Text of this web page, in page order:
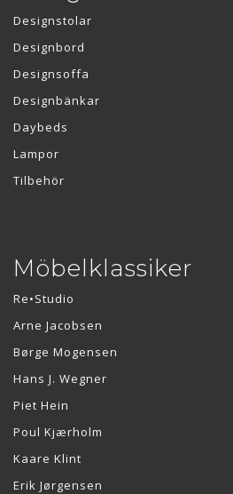
Designstolar
Designbord
Designsoffa
Designbänkar
Daybeds
Lampor
Tilbehör
Möbelklassiker
Re•Studio
Arne Jacobsen
Børge Mogensen
Hans J. Wegner
Piet Hein
Poul Kjærholm
Kaare Klint
Erik Jørgensen